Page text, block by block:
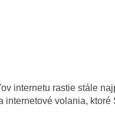
internetu rastie stále
volania,